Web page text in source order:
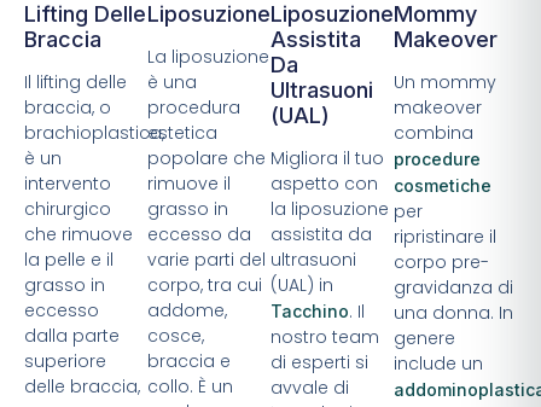
Lifting Delle
Braccia
Il lifting delle
braccia, o
brachioplastica,
è un
intervento
chirurgico
che rimuove
la pelle e il
grasso in
eccesso
dalla parte
superiore
delle braccia,
Liposuzione
La liposuzione
è una
procedura
estetica
popolare che
rimuove il
grasso in
eccesso da
varie parti del
corpo, tra cui
addome,
cosce,
braccia e
collo. È un
Liposuzione
Assistita
Da
Ultrasuoni
(UAL)
Migliora il tuo
aspetto con
la liposuzione
assistita da
ultrasuoni
(UAL) in
Tacchino. Il
nostro team
di esperti si
avvale di
Mommy
Makeover
Un mommy
makeover
combina
procedure
cosmetiche
per
ripristinare il
corpo pre-
gravidanza di
una donna. In
genere
include un